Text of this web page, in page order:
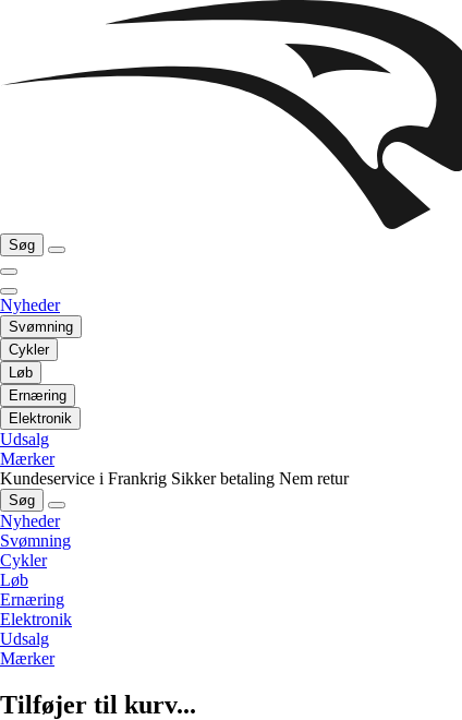
Søg
Nyheder
Svømning
Cykler
Løb
Ernæring
Elektronik
Udsalg
Mærker
Kundeservice i Frankrig Sikker betaling Nem retur
Søg
Nyheder
Svømning
Cykler
Løb
Ernæring
Elektronik
Udsalg
Mærker
Tilføjer til kurv...